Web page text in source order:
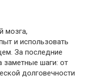
мозга,
и использовать
За последние
заметные шаги: от
долговечности